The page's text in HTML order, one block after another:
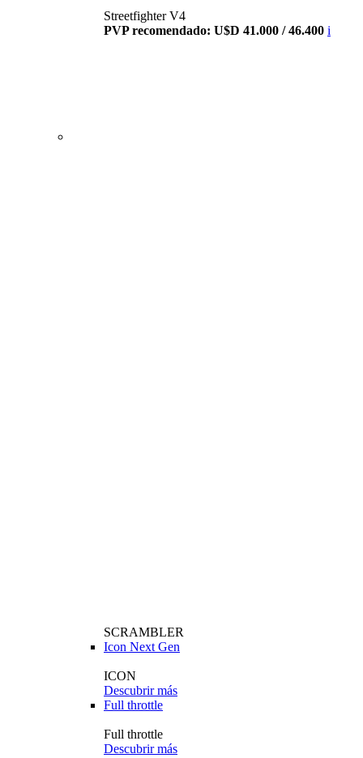
Streetfighter V4
PVP recomendado: U$D 41.000 / 46.400 i
SCRAMBLER
Icon Next Gen
ICON
Descubrir más
Full throttle
Full throttle
Descubrir más